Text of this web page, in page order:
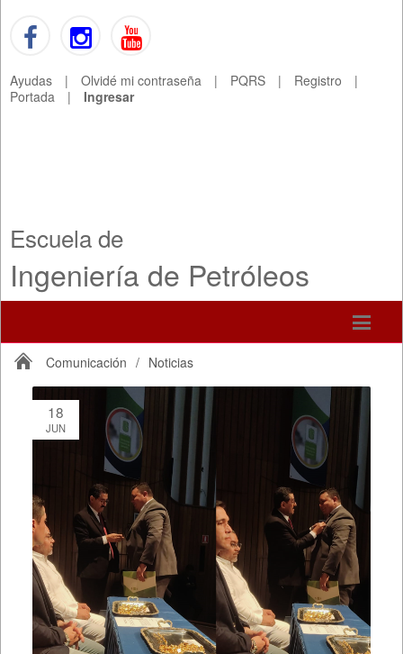
Ayudas | Olvidé mi contraseña | PQRS | Registro
|
Portada
| Ingresar
Escuela de
Ingeniería de Petróleos
Comunicación / Noticias